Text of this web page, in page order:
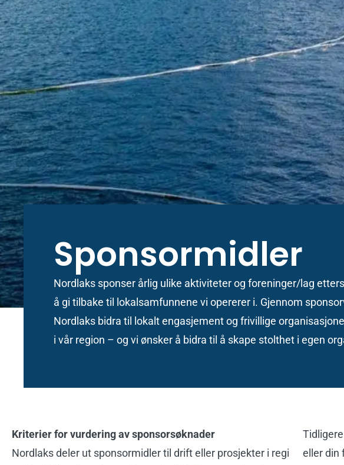
Sponsormidler
Nordlaks sponser årlig ulike aktiviteter og foreninger/lag
å gi tilbake til lokalsamfunnene vi opererer i. Gjennom
Nordlaks bidra til lokalt engasjement og frivillige
i vår region – og vi ønsker å bidra til å skape stolthet i egen
Kriterier for vurdering av sponsorsøknader
Nordlaks deler ut sponsormidler til drift eller prosjekter i regi
eller din